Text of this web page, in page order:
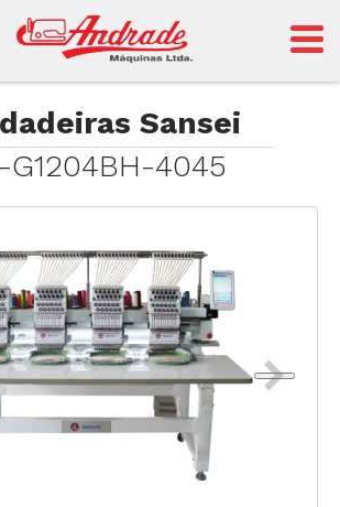
Andrade
Sansei
G1204BH-4045